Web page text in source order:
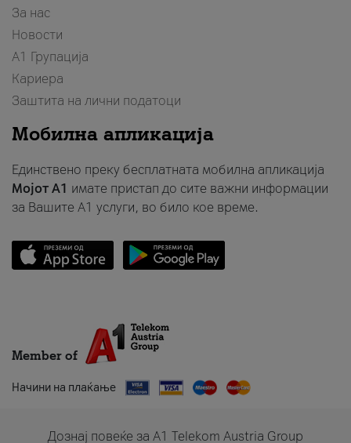
За нас
Новости
А1 Групација
Кариера
Заштита на лични податоци
Мобилна апликација
Единствено преку бесплатната мобилна апликација
Мојот A1 имате пристап до сите важни информации
за Вашите A1 услуги, во било кое време.
Member of
Начини на плаќање
Дознај повеќе за A1 Telekom Austria Group